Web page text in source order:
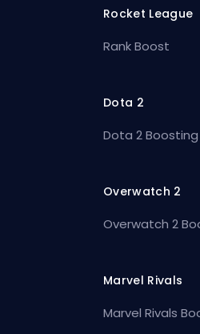
Rocket League
Rank Boost
Dota 2
Dota 2 Boosting
Overwatch 2
Overwatch 2
Marvel Rivals
Marvel Rivals